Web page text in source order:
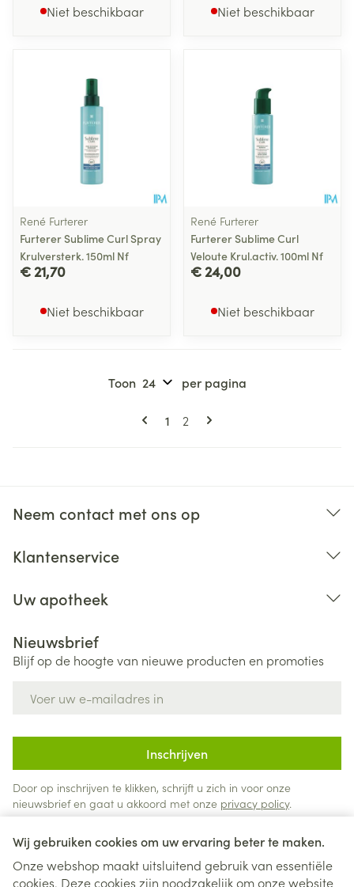
Wij gebruiken cookies om uw ervaring beter te maken.
Onze webshop maakt uitsluitend gebruik van essentiële
cookies. Deze cookies zijn noodzakelijk om onze website
Niet beschikbaar Niet beschikbaar
René Furterer
Furterer Sublime Curl Spray
Krulversterk. 150ml Nf
€ 21,70
Niet beschikbaar
René Furterer
Furterer Sublime Curl
Veloute Krul.activ. 100ml Nf
€ 24,00
Niet beschikbaar
Pagina's
U lees momenteel pagina
1 Pagina
2
Toon per pagina
Neem contact met ons op
Klantenservice
Uw apotheek
Nieuwsbrief
Blijf op de hoogte van nieuwe producten en promoties
Inschrijven
Door op inschrijven te klikken, schrijft u zich in voor onze
nieuwsbrief en gaat u akkoord met onze privacy policy.